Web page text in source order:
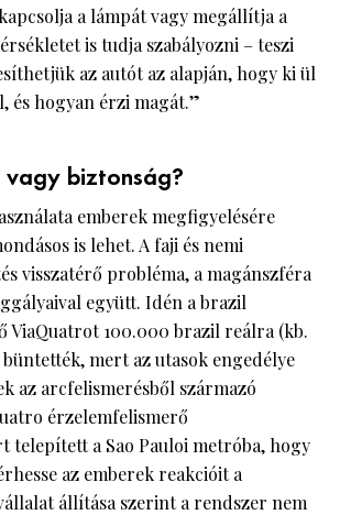
a lámpát vagy megállítja a
is tudja szabályozni – teszi
az autót az alapján, hogy ki ül
és hogyan érzi magát.”
biztonság?
emberek megfigyelésére
is lehet. A faji és nemi
visszatérő probléma, a magánszféra
együtt. Idén a brazil
ViaQuatrot 100.000 brazil reálra (kb.
mert az utasok engedélye
az arcfelismerésből származó
érzelemfelismerő
telepített a Sao Pauloi metróba, hogy
az emberek reakcióit a
állítása szerint a rendszer nem